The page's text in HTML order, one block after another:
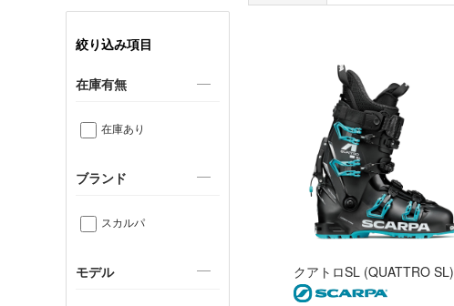
絞り込み項目
在庫有無
在庫あり
ブランド
スカルパ
モデル クアトロSL (QUATTRO SL)